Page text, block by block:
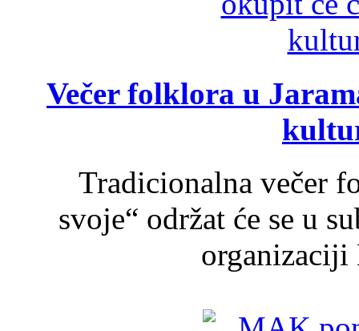
Večer folklora u
Tradicionalna večer
svoje“ održat će se u
organizaciji